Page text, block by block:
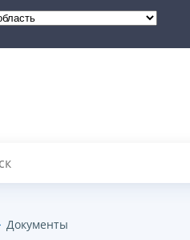
Документы